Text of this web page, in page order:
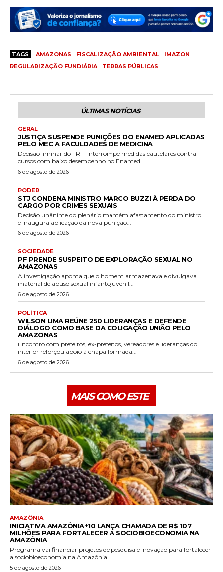
TAGS AMAZONAS FISCALIZAÇÃO AMBIENTAL
IMAZON
REGULARIZAÇÃO FUNDIÁRIA
TERRAS PÚBLICAS
ÚLTIMAS NOTÍCIAS
GERAL
JUSTIÇA SUSPENDE PUNIÇÕES DO ENAMED APLICADAS
PELO MEC A FACULDADES DE MEDICINA
Decisão liminar do TRF1 interrompe medidas cautelares contra
cursos com baixo desempenho no Enamed...
6 de agosto de 2026
PODER
STJ CONDENA MINISTRO MARCO BUZZI À PERDA DO
CARGO POR CRIMES SEXUAIS
Decisão unânime do plenário mantém afastamento do ministro
e inaugura aplicação da nova punição...
6 de agosto de 2026
SOCIEDADE
PF PRENDE SUSPEITO DE EXPLORAÇÃO SEXUAL NO
AMAZONAS
A investigação aponta que o homem armazenava e divulgava
material de abuso sexual infantojuvenil...
6 de agosto de 2026
POLÍTICA
WILSON LIMA REÚNE 250 LIDERANÇAS E DEFENDE
DIÁLOGO COMO BASE DA COLIGAÇÃO UNIÃO PELO
AMAZONAS
Encontro com prefeitos, ex-prefeitos, vereadores e lideranças do
interior reforçou apoio à chapa formada...
6 de agosto de 2026
MAIS COMO ESTE
AMAZÔNIA
INICIATIVA AMAZÔNIA+10 LANÇA CHAMADA DE R$ 107
MILHÕES PARA FORTALECER A SOCIOBIOECONOMIA NA
AMAZÔNIA
Programa vai financiar projetos de pesquisa e inovação para fortalecer
a sociobioeconomia na Amazônia...
5 de agosto de 2026